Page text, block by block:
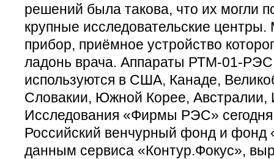
решений была такова, что их могли
крупные исследовательские
прибор, приёмное устройство
ладонь врача. Аппараты РТМ-01-РЭС
используются в США, Канаде,
Словакии, Южной Корее, Австралии,
Исследования «Фирмы РЭС»
Российский венчурный фонд и фонд
данным сервиса «Контур.Фокус»,